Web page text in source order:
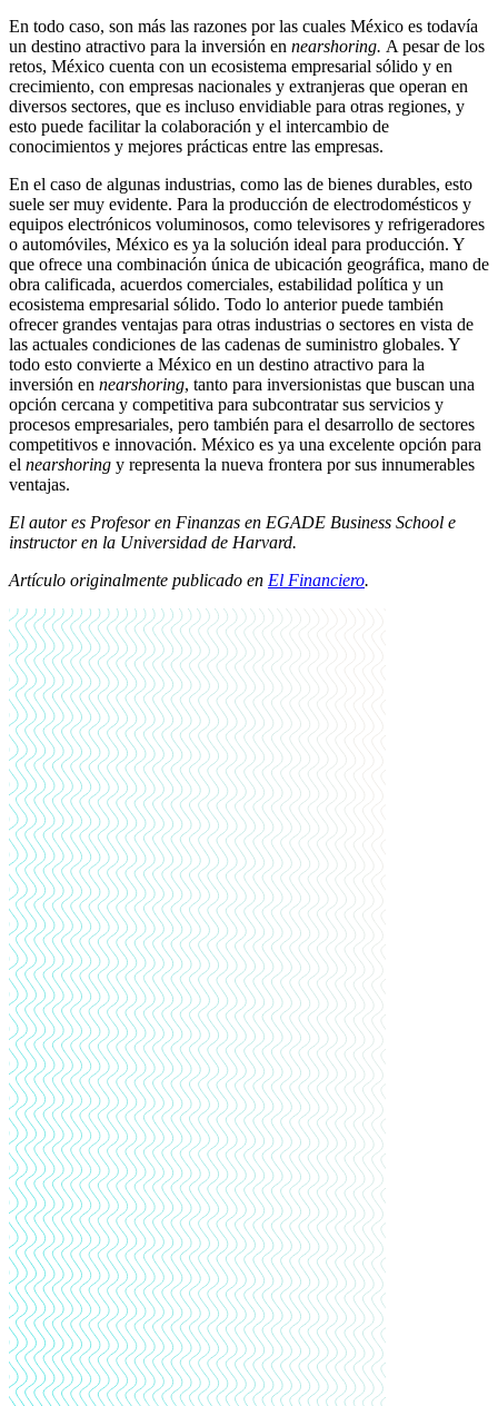
En todo caso, son más las razones por las cuales México es todavía
un destino atractivo para la inversión en nearshoring. A pesar de los
retos, México cuenta con un ecosistema empresarial sólido y en
crecimiento, con empresas nacionales y extranjeras que operan en
diversos sectores, que es incluso envidiable para otras regiones, y
esto puede facilitar la colaboración y el intercambio de
conocimientos y mejores prácticas entre las empresas.
En el caso de algunas industrias, como las de bienes durables, esto
suele ser muy evidente. Para la producción de electrodomésticos y
equipos electrónicos voluminosos, como televisores y refrigeradores
o automóviles, México es ya la solución ideal para producción. Y
que ofrece una combinación única de ubicación geográfica, mano de
obra calificada, acuerdos comerciales, estabilidad política y un
ecosistema empresarial sólido. Todo lo anterior puede también
ofrecer grandes ventajas para otras industrias o sectores en vista de
las actuales condiciones de las cadenas de suministro globales. Y
todo esto convierte a México en un destino atractivo para la
inversión en nearshoring, tanto para inversionistas que buscan una
opción cercana y competitiva para subcontratar sus servicios y
procesos empresariales, pero también para el desarrollo de sectores
competitivos e innovación. México es ya una excelente opción para
el nearshoring y representa la nueva frontera por sus innumerables
ventajas.
El autor es Profesor en Finanzas en EGADE Business School e
instructor en la Universidad de Harvard.
Artículo originalmente publicado en El Financiero.